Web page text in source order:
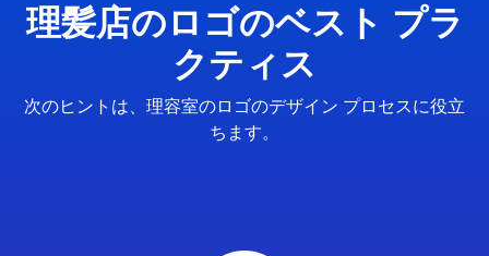
理髪店のロゴのベスト プラ
クティス
次のヒントは、理容室のロゴのデザイン プロセスに役立
ちます。